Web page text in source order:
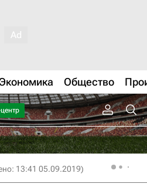
Общество
13:41 05.09.2019)